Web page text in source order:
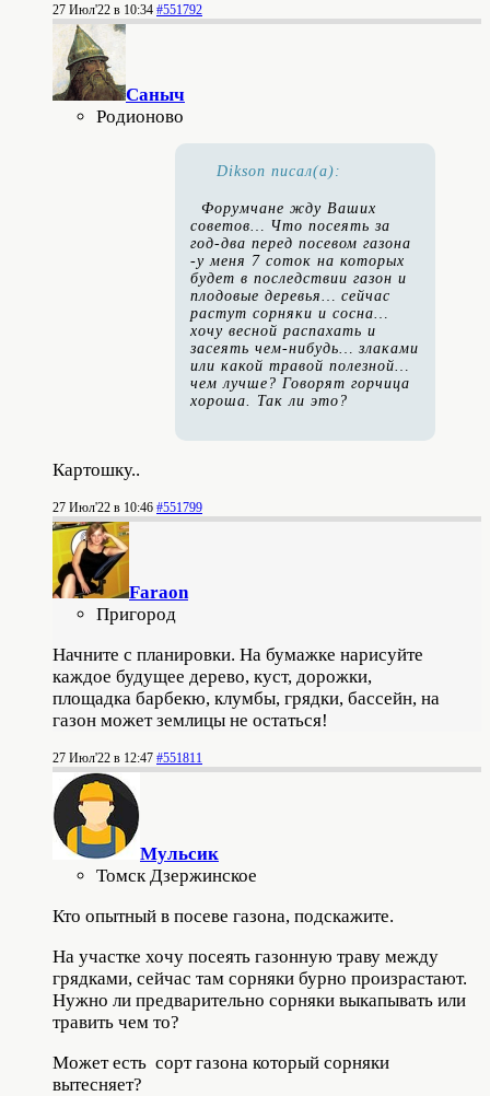
27 Июл'22 в 10:34 #551792
Саныч
Родионово
Dikson писал(а):
Форумчане жду Ваших
советов… Что посеять за
год-два перед посевом газона
-у меня 7 соток на которых
будет в последствии газон и
плодовые деревья… сейчас
растут сорняки и сосна…
хочу весной распахать и
засеять чем-нибудь… злаками
или какой травой полезной…
чем лучше? Говорят горчица
хороша. Так ли это?
Картошку..
27 Июл'22 в 10:46 #551799
Faraon
Пригород
Начните с планировки. На бумажке нарисуйте
каждое будущее дерево, куст, дорожки,
площадка барбекю, клумбы, грядки, бассейн, на
газон может землицы не остаться!
27 Июл'22 в 12:47 #551811
Мульсик
Томск Дзержинское
Кто опытный в посеве газона, подскажите.
На участке хочу посеять газонную траву между
грядками, сейчас там сорняки бурно произрастают.
Нужно ли предварительно сорняки выкапывать или
травить чем то?
Может есть сорт газона который сорняки
вытесняет?